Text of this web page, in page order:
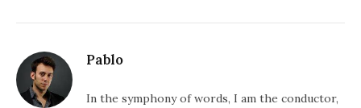
Pablo
In the symphony of words, I am the conductor,